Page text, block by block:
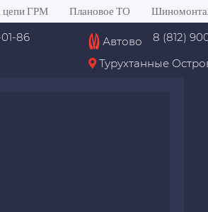
цепи ГРМ Плановое ТО
86
Автово
8 (812)
Турухтанные